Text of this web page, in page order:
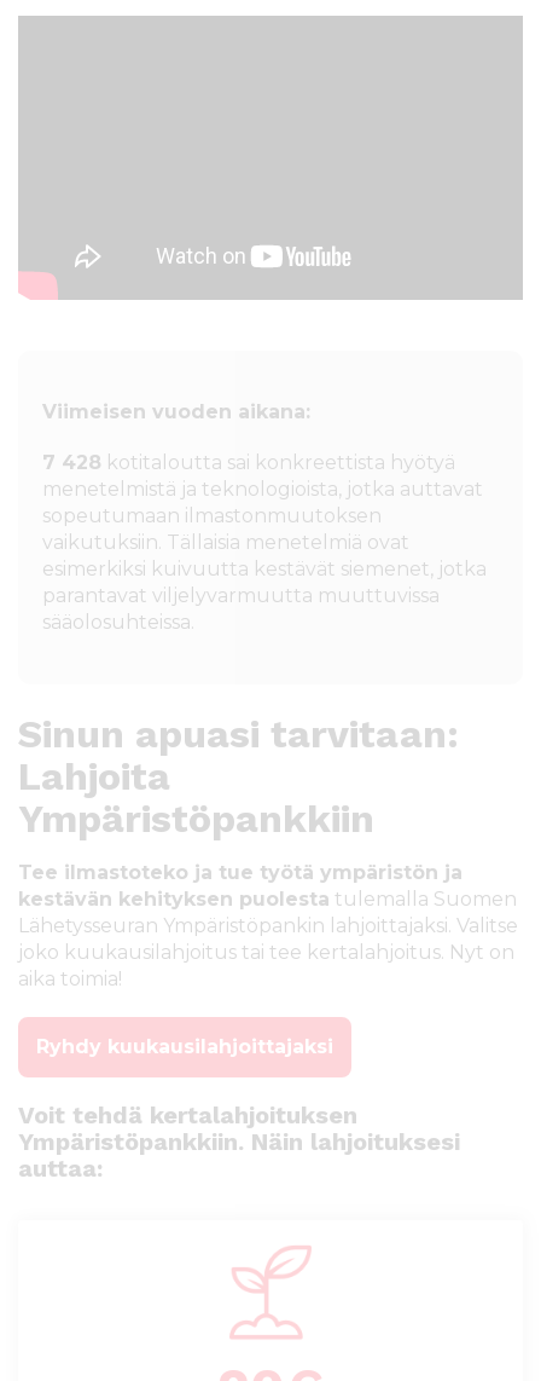
Viimeisen vuoden aikana:
7 428 kotitaloutta sai konkreettista hyötyä
menetelmistä ja teknologioista, jotka auttavat
sopeutumaan ilmastonmuutoksen
vaikutuksiin. Tällaisia menetelmiä ovat
esimerkiksi kuivuutta kestävät siemenet, jotka
parantavat viljelyvarmuutta muuttuvissa
sääolosuhteissa.
Sinun apuasi tarvitaan:
Lahjoita
Ympäristöpankkiin
Tee ilmastoteko ja tue työtä ympäristön ja
kestävän kehityksen puolesta tulemalla Suomen
Lähetysseuran Ympäristöpankin lahjoittajaksi. Valitse
joko kuukausilahjoitus tai tee kertalahjoitus. Nyt on
aika toimia!
Ryhdy kuukausilahjoittajaksi
Voit tehdä kertalahjoituksen
Ympäristöpankkiin. Näin lahjoituksesi
auttaa: